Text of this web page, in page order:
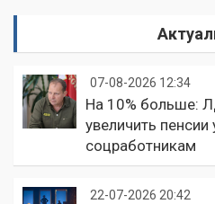
07-08-2026 12:34
На 10% больше:
увеличить
соцработникам
22-07-2026 20:42